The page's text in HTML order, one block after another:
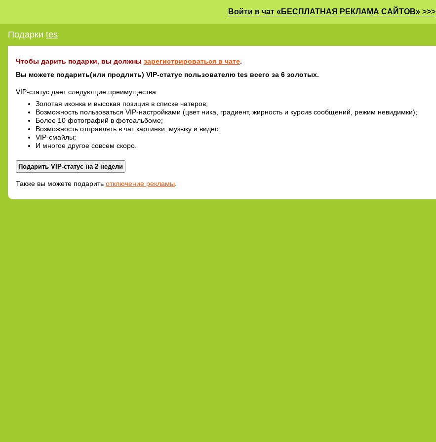
Войти в чат «БЕСПЛАТНАЯ РЕКЛАМА САЙТОВ» >>>
Подарки tes
Чтобы дарить подарки, вы должны зарегистрироваться в чате.
Вы можете подарить(или продлить) VIP-статус пользователю tes всего за 6 золотых.
VIP-статус дает следующие преимущества:
Золотая иконка и высокая позиция в списке чатеров;
Возможность пользоваться VIP-настройками (цвет ника, градиент, жирность и курсив сообщений, режим невидимки);
Более 10 фотографий в фотоальбоме;
Возможность отправлять в чат картинки, музыку и видео;
VIP-смайлы;
И многое другое совсем скоро.
Также вы можете подарить отключение рекламы